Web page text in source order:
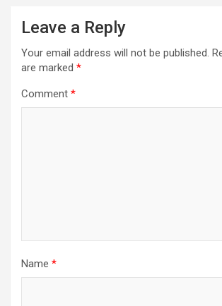
Leave a Reply
Your email address will not be published.
are marked *
Comment *
Name *